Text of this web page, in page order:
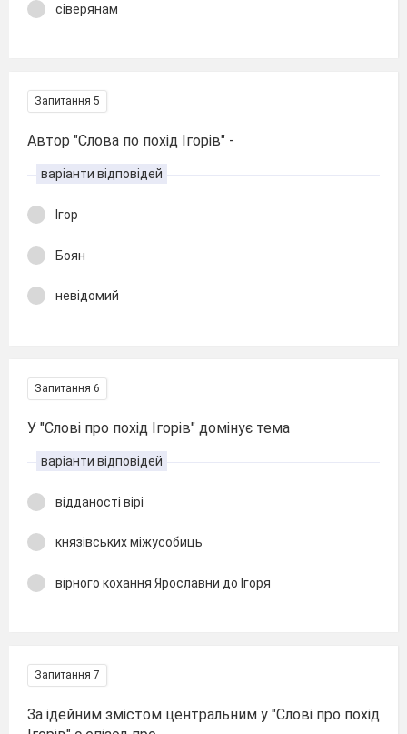
сіверянам
Запитання 5
Автор "Слова по похід Ігорів" -
варіанти відповідей
Ігор
Боян
невідомий
Запитання 6
У "Слові про похід Ігорів" домінує тема
варіанти відповідей
відданості вірі
князівських міжусобиць
вірного кохання Ярославни до Ігоря
Запитання 7
За ідейним змістом центральним у "Слові про похід